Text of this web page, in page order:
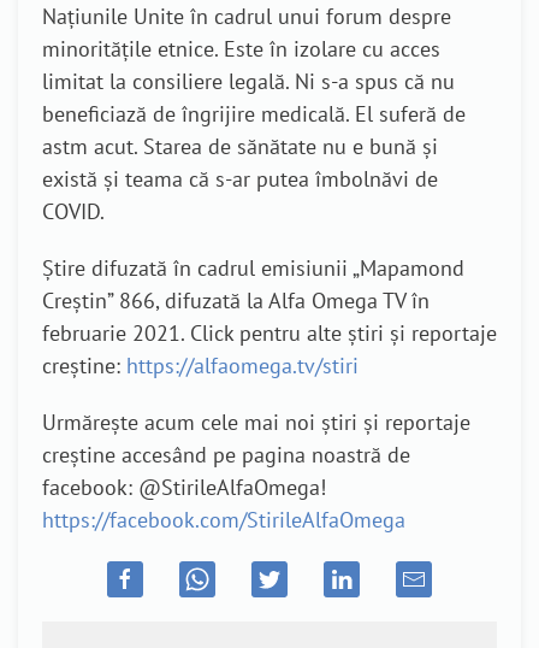
Națiunile Unite în cadrul unui forum despre
minoritățile etnice. Este în izolare cu acces
limitat la consiliere legală. Ni s-a spus că nu
beneficiază de îngrijire medicală. El suferă de
astm acut. Starea de sănătate nu e bună și
există și teama că s-ar putea îmbolnăvi de
COVID.
Știre difuzată în cadrul emisiunii „Mapamond
Creștin” 866, difuzată la Alfa Omega TV în
februarie 2021. Click pentru alte știri și reportaje
creștine: https://alfaomega.tv/stiri
Urmărește acum cele mai noi știri și reportaje
creștine accesând pe pagina noastră de
facebook: @StirileAlfaOmega!
https://facebook.com/StirileAlfaOmega